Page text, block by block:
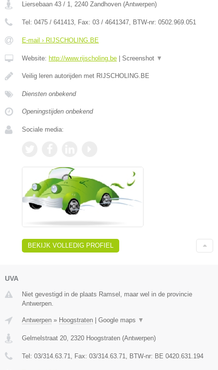
Liersebaan 43 / 1, 2240 Zandhoven (Antwerpen)
Tel: 0475 / 641413, Fax: 03 / 4641347, BTW-nr: 0502.969.051
E-mail › RIJSCHOLING.BE
Website: http://www.rijscholing.be Screenshot ▼
Veilig leren autorijden met RIJSCHOLING.BE
Diensten onbekend
Openingstijden onbekend
Sociale media:
BEKIJK VOLLEDIG PROFIEL
UVA
Niet gevestigd in de plaats Ramsel, maar wel in de provincie
Antwerpen.
Antwerpen » Hoogstraten Google maps ▼
Gelmelstraat 20, 2320 Hoogstraten (Antwerpen)
Tel: 03/314.63.71, Fax: 03/314.63.71, BTW-nr: BE 0420.631.194